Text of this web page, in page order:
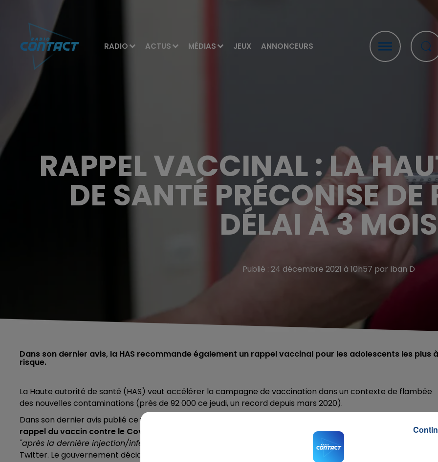
RADIO ACTUS MÉDIAS JEUX ANNONCEURS
RAPPEL VACCINAL : LA
DE SANTÉ PRÉCONISE DE
DÉLAI À 3 MOIS
Publié : 24 décembre 2021 à 10h57 par Iban D
Dans son dernier avis, la HAS recommande également un rappel vaccinal pour les adolescents les plus à
risque.
La Haute autorité de santé (HAS) veut accélérer la campagne de vaccination dans un contexte de flambée
des nouvelles contaminations (près de 92 000 ce jeudi, un record depuis mars 2020).
Dans son dernier avis publié ce vendredi, la HAS
rappel du vaccin contre le Covid-19.
Ce délai était de 5 mois auparavant, il est depuis aujourd'hui de 4 mois
"après la dernière injection/infection"
, d'après le dernier message du ministre de la Santé Olivier Véran sur
Twitter. Le gouvernement décide, pour le moment, de maintenir à 4 mois le délai pour le rappel vaccinal.